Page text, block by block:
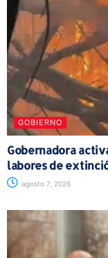
GOBIERNO
Gobernadora
labores de
agosto 7, 2026